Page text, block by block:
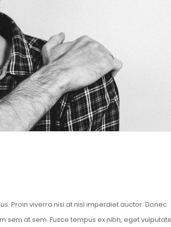
Proin viverra nisi at nisl imperdiet auctor. Donec
sem at sem. Fusce tempus ex nibh, eget